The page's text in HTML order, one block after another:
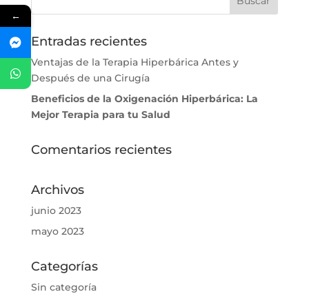
Entradas recientes
Ventajas de la Terapia Hiperbárica Antes y
Después de una Cirugía
Beneficios de la Oxigenación Hiperbárica: La
Mejor Terapia para tu Salud
Comentarios recientes
Archivos
junio 2023
mayo 2023
Categorías
Sin categoría
←